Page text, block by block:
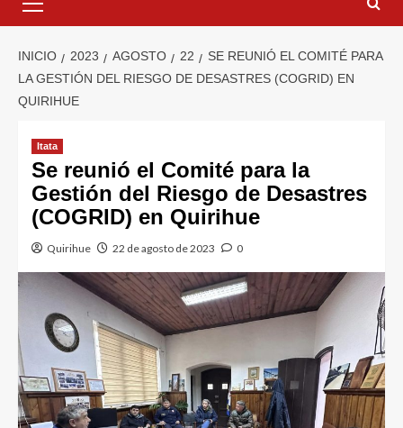
INICIO 2023 AGOSTO 22
SE REUNIÓ EL COMITÉ PARA
LA GESTIÓN DEL RIESGO DE DESASTRES (COGRID) EN
QUIRIHUE
Itata
Se reunió el Comité para la
Gestión del Riesgo de Desastres
(COGRID) en Quirihue
Quirihue 22 de agosto de 2023 0